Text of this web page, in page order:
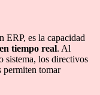
ERP, es la capacidad
tiempo real. Al
sistema, los directivos
permiten tomar